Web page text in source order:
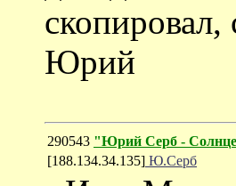
Юрий
290543 "Юрий Серб - Солнце
[188.134.34.135] Ю.Серб